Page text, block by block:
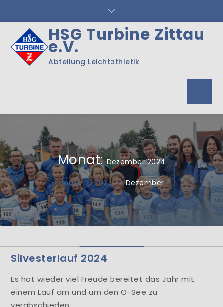
content
HSG Turbine Zittau
e.V.
Abteilung Leichtathletik
Menu
Monat:Dezember 2024
Home 2024 Dezember
Herzlich Willkommen
Learn More
Silvesterlauf 2024
Es hat wieder viel Freude bereitet das Jahr mit
einem Lauf am und um den O-See zu
verabschieden.